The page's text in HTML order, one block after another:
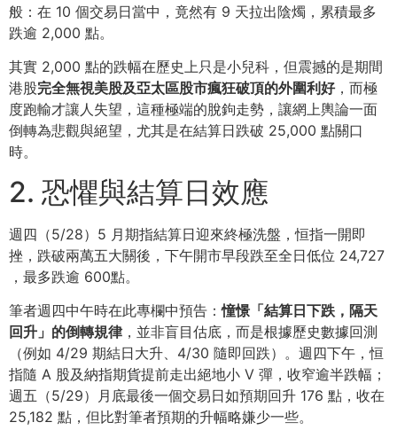
般：在 10 個交易日當中，竟然有 9 天拉出陰燭，累積最多
跌逾 2,000 點。
其實 2,000 點的跌幅在歷史上只是小兒科，但震撼的是期間
港股完全無視美股及亞太區股市瘋狂破頂的外圍利好，而極
度跑輸才讓人失望，這種極端的脫鉤走勢，讓網上輿論一面
倒轉為悲觀與絕望，尤其是在結算日跌破 25,000 點關口
時。
2. 恐懼與結算日效應
週四（5/28）5 月期指結算日迎來終極洗盤，恒指一開即
挫，跌破兩萬五大關後，下午開市早段跌至全日低位 24,727
，最多跌逾 600點。
筆者週四中午時在此專欄中預告：憧憬「結算日下跌，隔天
回升」的倒轉規律，並非盲目估底，而是根據歷史數據回測
（例如 4/29 期結日大升、4/30 隨即回跌）。週四下午，恒
指隨 A 股及納指期貨提前走出絕地小 V 彈，收窄逾半跌幅；
週五（5/29）月底最後一個交易日如預期回升 176 點，收在
25,182 點，但比對筆者預期的升幅略嫌少一些。